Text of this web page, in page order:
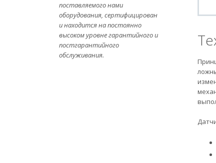
поставляемого нами
оборудования, сертифицирован
и находится на постоянно
высоком уровне гарантийного и
постгарантийного
обслуживания.